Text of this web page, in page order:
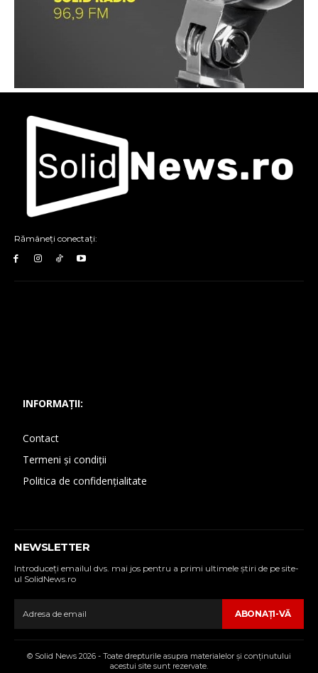
Rămâneți conectați:
INFORMAȚII:
Contact
Termeni și condiții
Politica de confidențialitate
NEWSLETTER
Introduceţi emailul dvs. mai jos pentru a primi ultimele ştiri de pe site-
ul SolidNews.ro
ABONAŢI-VĂ
© Solid News 2026 - Toate drepturile asupra materialelor şi conţinutului
acestui site sunt rezervate.